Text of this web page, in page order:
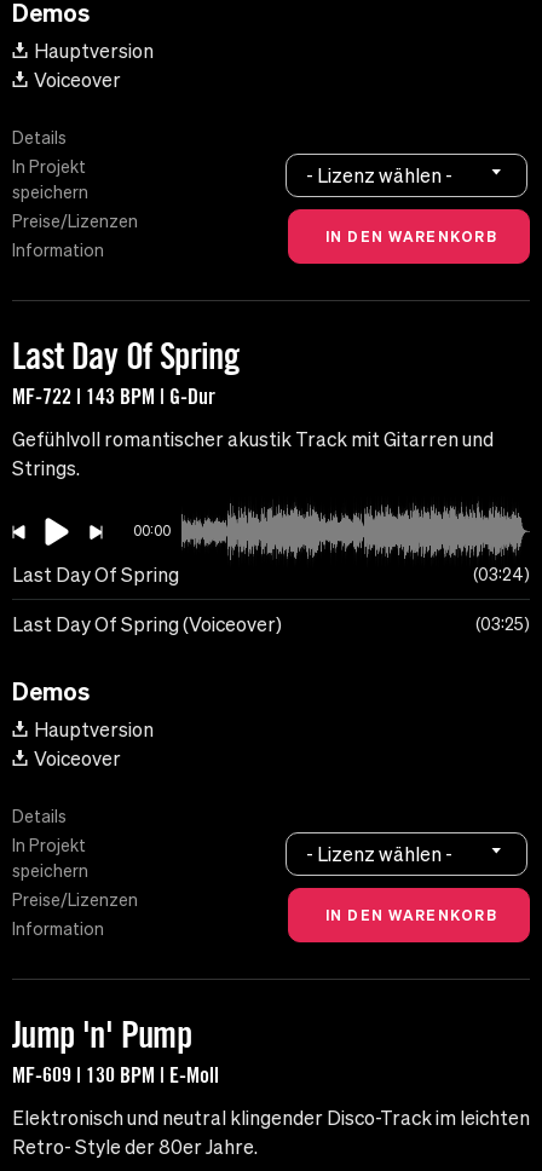
Demos
Hauptversion
Voiceover
Details
In Projekt
speichern
Preise/Lizenzen
Information
- Lizenz wählen -
Last Day Of Spring
MF-722 | 143 BPM | G-Dur
Gefühlvoll romantischer akustik Track mit Gitarren und
Strings.
00:00
Last Day Of Spring 03:24
Last Day Of Spring (Voiceover) 03:25
Demos
Hauptversion
Voiceover
Details
In Projekt
speichern
Preise/Lizenzen
Information
- Lizenz wählen -
Jump 'n' Pump
MF-609 | 130 BPM | E-Moll
Elektronisch und neutral klingender Disco-Track im leichten
Retro- Style der 80er Jahre.